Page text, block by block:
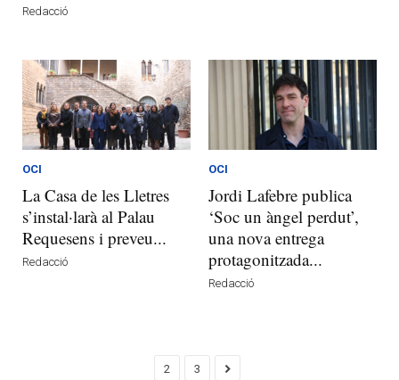
Redacció
OCI
La Casa de les Lletres
s’instal·larà al Palau
Requesens i preveu...
Redacció
OCI
Jordi Lafebre publica
‘Soc un àngel perdut’,
una nova entrega
protagonitzada...
Redacció
2 3